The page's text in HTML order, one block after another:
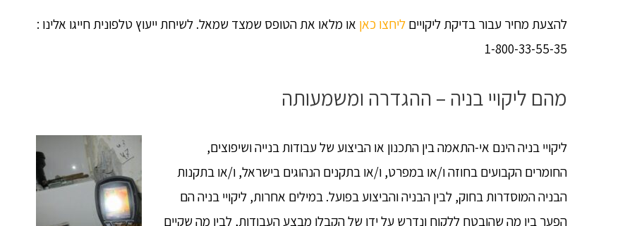
להצעת מחיר עבור בדיקת ליקויים ליחצו כאן או מלאו את הטופס שמצד שמאל. לשיחת ייעוץ טלפונית חייגו אלינו :
1-800-33-55-35
מהם ליקויי בניה – ההגדרה ומשמעותה
ליקויי בניה הינם אי-התאמה בין התכנון או הביצוע של עבודות בנייה ושיפוצים,
החומרים הקבועים בחוזה ו/או במפרט, ו/או בתקנים הנהוגים בישראל, ו/או בתקנות
הבניה המוסדרות בחוק, לבין הבניה והביצוע בפועל. במילים אחרות, ליקויי בניה הם
הפער בין מה שהובטח ללקוח ונדרש על ידו של הקבלן מבצע העבודות, לבין מה שקיים